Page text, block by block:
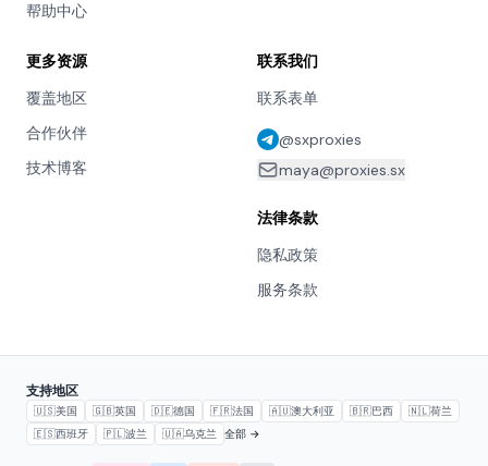
帮助中心
更多资源
覆盖地区
合作伙伴
技术博客
联系我们
联系表单
@sxproxies
maya@proxies.sx
法律条款
隐私政策
服务条款
支持地区
🇺🇸美国 🇬🇧英国 🇩🇪德国 🇫🇷法国 🇦🇺澳大利亚 🇧🇷巴西 🇳🇱荷兰
🇪🇸西班牙 🇵🇱波兰 🇺🇦乌克兰 全部 →